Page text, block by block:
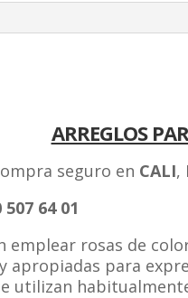
ARREGLOS
seguro en CALI,
64 01
emplear rosas de
apropiadas para
utilizan